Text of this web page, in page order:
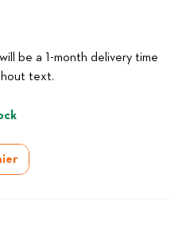
be a 1-month delivery time
text.